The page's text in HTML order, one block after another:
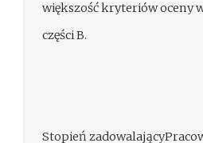
większość kryteriów oceny
części B.
Stopień